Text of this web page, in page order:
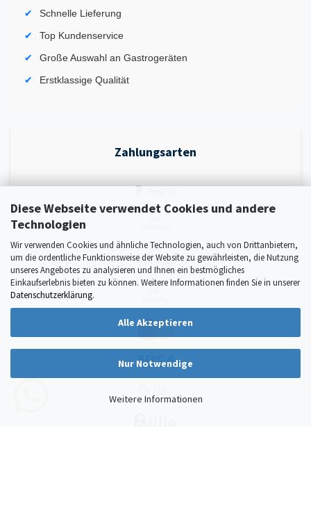
Diese Webseite verwendet Cookies und andere
Technologien
Wir verwenden Cookies und ähnliche Technologien, auch von Drittanbietern,
um die ordentliche Funktionsweise der Website zu gewährleisten, die Nutzung
unseres Angebotes zu analysieren und Ihnen ein bestmögliches
Einkaufserlebnis bieten zu können. Weitere Informationen finden Sie in unserer
Datenschutzerklärung.
Alle Akzeptieren
Nur Notwendige
Weitere Informationen
Schnelle Lieferung
Top Kundenservice
Große Auswahl an Gastrogeräten
Erstklassige Qualität
Zahlungsarten